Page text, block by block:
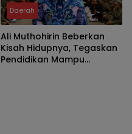
Daerah
Ali Muthohirin Beberkan
Kisah Hidupnya, Tegaskan
Pendidikan Mampu